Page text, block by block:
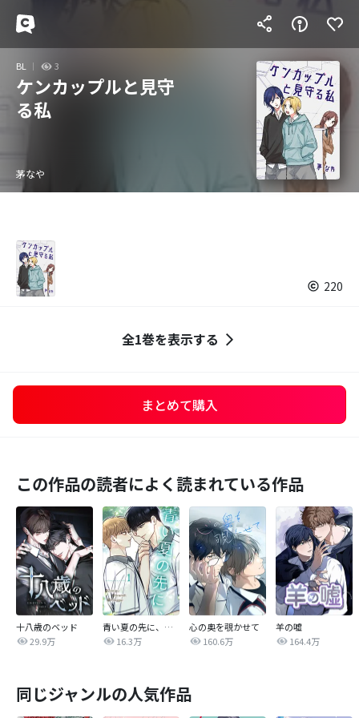
BL 3
ケンカップルと見守
る私
茅なや
220
全1巻を表示する
まとめて購入
この作品の読者によく読まれている作品
十八歳のベッド
29.9万
青い夏の先に、【完全版】
16.3万
心の奥を覗かせて
160.6万
羊の嘘
164.4万
同じジャンルの人気作品